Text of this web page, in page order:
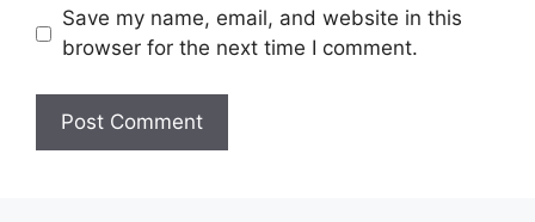
Save my name, email, and website in this
browser for the next time I comment.